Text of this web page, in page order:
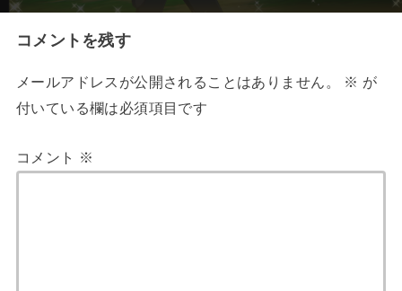
コメントを残す
メールアドレスが公開されることはありません。 ※ が
付いている欄は必須項目です
コメント ※